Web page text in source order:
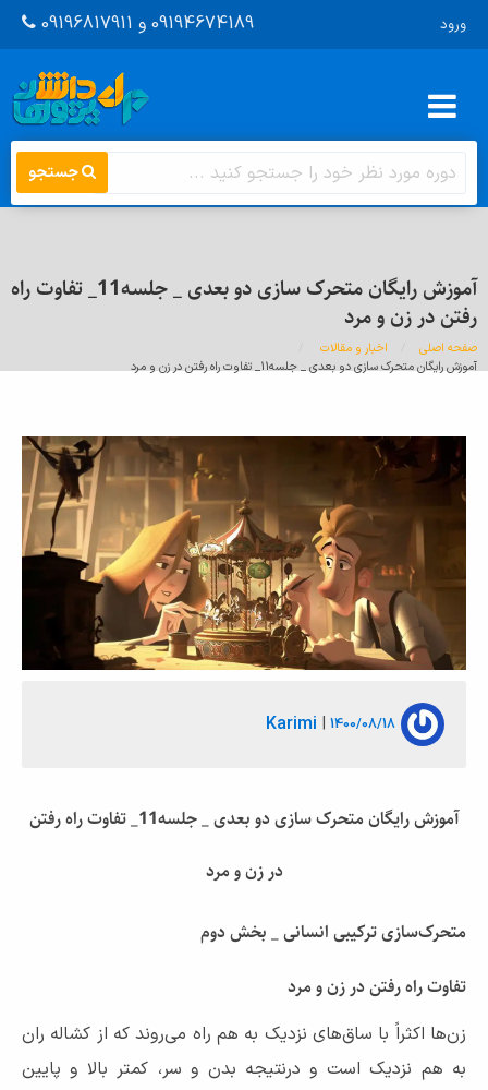
ورود 09194674189 و 09196817911
آموزش رایگان متحرک سازی دو بعدی _ جلسه11_ تفاوت راه
رفتن در زن و مرد
صفحه اصلی اخبار و مقالات
اینجا
آموزش رایگان متحرک سازی دو بعدی _ جلسه11_ تفاوت راه رفتن در زن و مرد
Karimi | 1400/08/18
آموزش رایگان متحرک سازی دو بعدی _ جلسه11_
تفاوت راه رفتن
در زن و مرد
متحرک‌سازی ترکیبی انسانی _ بخش دوم
تفاوت راه رفتن در زن و مرد
زن‌ها اکثراً با ساق‌های نزدیک به هم راه می‌روند که از کشاله ران
به هم نزدیک است و درنتیجه بدن و سر، کمتر بالا و پایین